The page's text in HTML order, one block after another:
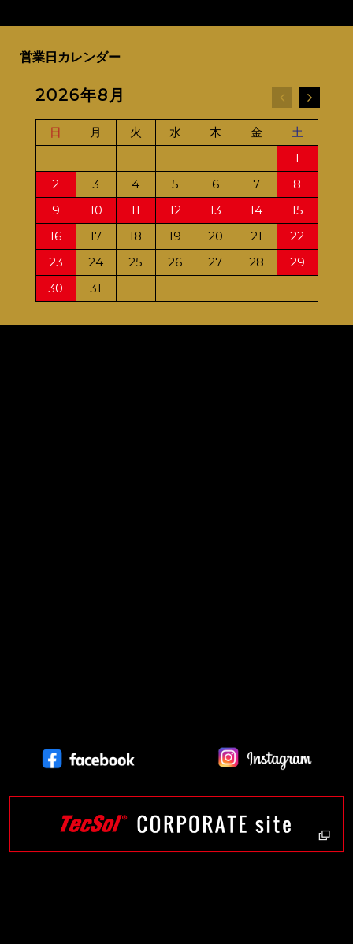
営業日カレンダー
2026年8月
日 月 火 水 木 金
土
1
2
3 4 5 6 7
8
9
10 11 12 13 14
15
16
17 18 19 20 21
22
23
24 25 26 27 28
29
30
31